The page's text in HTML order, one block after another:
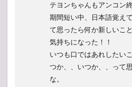
テヨンちゃんもアンコン
期間短い中、日本語覚え
て思ったら何か新しいこ
気持ちになった！！
いつも口ではあれしたい
つか、、いつか、、って
な。